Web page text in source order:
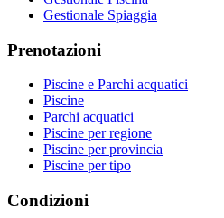
Gestionale Spiaggia
Prenotazioni
Piscine e Parchi acquatici
Piscine
Parchi acquatici
Piscine per regione
Piscine per provincia
Piscine per tipo
Condizioni